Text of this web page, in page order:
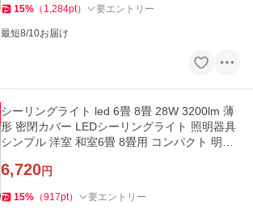
15% （ 1,284pt） 要エントリー
最短8/10お届け
シーリングライト led 6畳 8畳 28W 3200lm 薄
形 密閉カバー LEDシーリングライト 照明器具
シンプル 洋室 和室6畳 8畳用 コンパクト 明る
6,720円
15% （917pt） 要エントリー